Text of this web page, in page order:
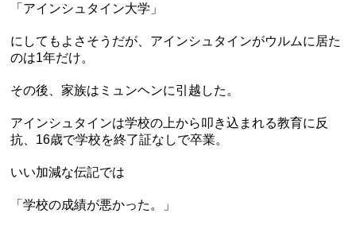
「アインシュタイン大学」
にしてもよさそうだが、アインシュタインがウルムに居た
のは1年だけ。
その後、家族はミュンヘンに引越した。
アインシュタインは学校の上から叩き込まれる教育に反
抗、16歳で学校を終了証なしで卒業。
いい加減な伝記では
「学校の成績が悪かった。」